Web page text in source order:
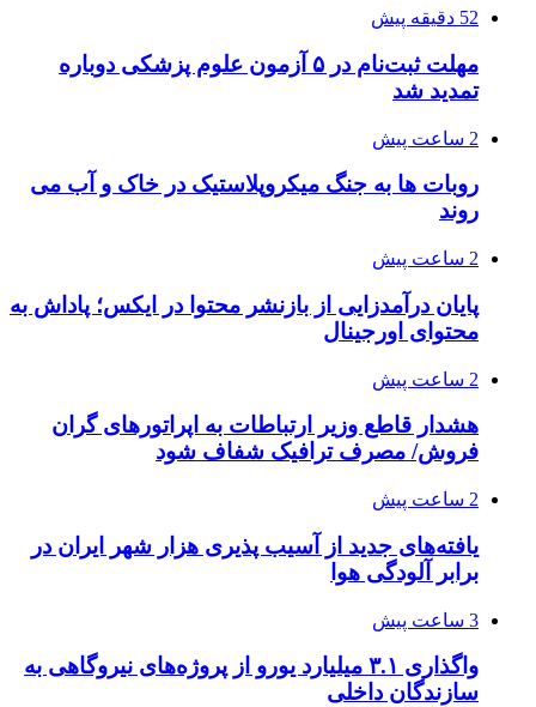
52 دقیقه پیش
مهلت ثبت‌نام در ۵ آزمون علوم پزشکی دوباره
تمدید شد
2 ساعت پیش
روبات ها به جنگ میکروپلاستیک در خاک و آب می
روند
2 ساعت پیش
پایان درآمدزایی از بازنشر محتوا در ایکس؛ پاداش به
محتوای اورجینال
2 ساعت پیش
هشدار قاطع وزیر ارتباطات به اپراتورهای گران
فروش/ مصرف ترافیک شفاف شود
2 ساعت پیش
یافته‌های جدید از آسیب پذیری هزار شهر ایران در
برابر آلودگی هوا
3 ساعت پیش
واگذاری ۳.۱ میلیارد یورو از پروژه‌های نیروگاهی به
سازندگان داخلی